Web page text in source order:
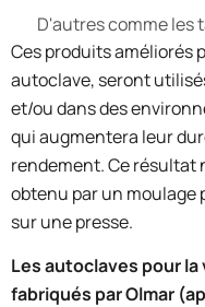
D'autres comme les
Ces produits améliorés
autoclave, seront
et/ou dans des
qui augmentera leur
rendement. Ce résultat
obtenu par un moulage
sur une presse.
Les autoclaves pour
fabriqués par Olmar